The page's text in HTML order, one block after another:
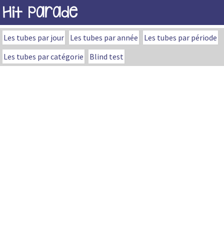
Hit Parade
Les tubes par jour Les tubes par année
Les tubes par période
Les tubes par catégorie
Blind test